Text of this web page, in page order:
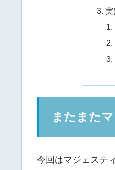
実
またまた
今回はマジェステ